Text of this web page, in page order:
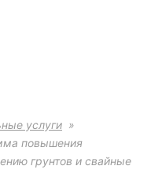
услуги
повышения
грунтов и свайные